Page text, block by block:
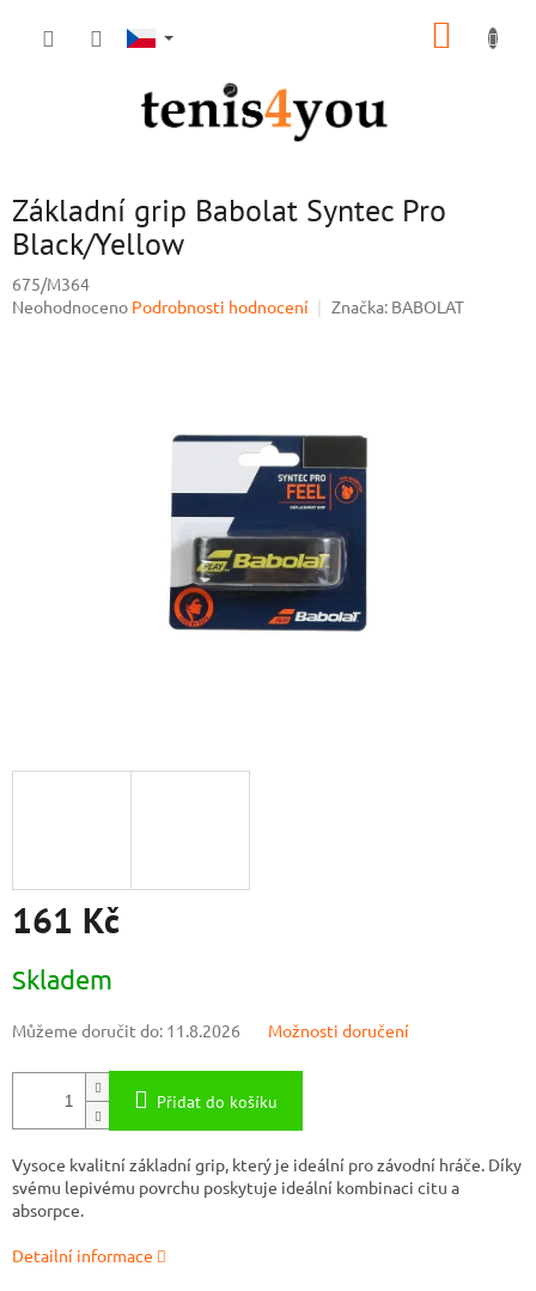
Základní grip Babolat Syntec Pro
Black/Yellow
675/M364
Průměrné
Neohodnoceno Podrobnosti hodnocení Značka: BABOLAT
161 Kč
cena:
Skladem
Můžeme doručit do: 11.8.2026 Možnosti doručení
Přidat do košíku
Vysoce kvalitní základní grip, který je ideální pro závodní hráče. Díky
svému lepivému povrchu poskytuje ideální kombinaci citu a
absorpce.
Detailní informace